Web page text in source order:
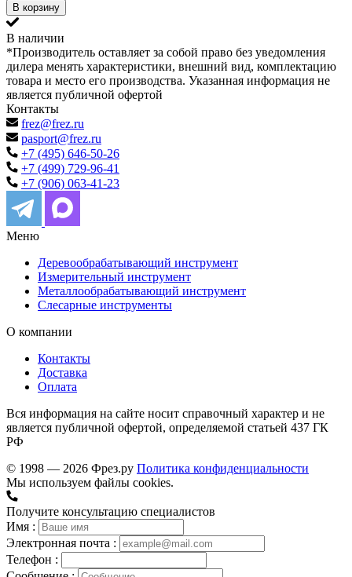
В корзину
В наличии
*Производитель оставляет за собой право без уведомления
дилера менять характеристики, внешний вид, комплектацию
товара и место его производства. Указанная информация не
является публичной офертой
Контакты
frez@frez.ru
pasport@frez.ru
+7 (495) 646-50-26
+7 (499) 729-96-41
+7 (906) 063-41-23
Меню
Деревообрабатывающий инструмент
Измерительный инструмент
Металлообрабатывающий инструмент
Слесарные инструменты
О компании
Контакты
Доставка
Оплата
Вся информация на сайте носит справочный характер и не
является публичной офертой, определяемой статьей 437 ГК
РФ
© 1998 — 2026 Фрез.ру Политика конфиденциальности
Мы используем файлы cookies.
Получите консультацию специалистов
Имя :
Электронная почта :
Телефон :